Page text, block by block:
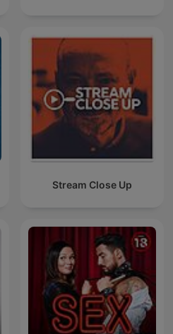
Stream Close Up